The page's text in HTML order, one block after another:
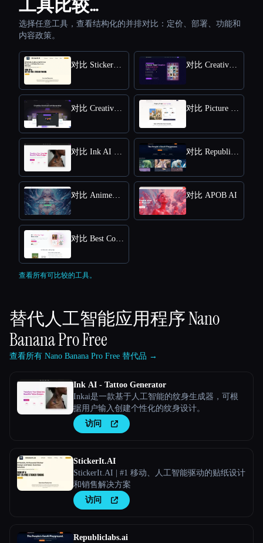
工具比较…
选择任意工具，查看结构化的并排对比：定价、部署、功能和
内容政策。
对比 StickerIt.AI 对比 CreativePixel
对比 Creative Fabrica 对比 Picture to Drawing
对比 Ink AI - Tattoo Generator 对比 Republiclabs.ai
对比 AnimeGenius 对比 APOB AI
对比 Best Coloring Pages AI
查看所有可比较的工具。
替代人工智能应用程序Nano
Banana Pro Free
查看所有 Nano Banana Pro Free 替代品 →
Ink AI - Tattoo Generator
Inkai是一款基于人工智能的纹身生成器，可根
据用户输入创建个性化的纹身设计。
访问
StickerIt.AI
StickerIt.AI | #1 移动、人工智能驱动的贴纸设计
和销售解决方案
访问
Republiclabs.ai